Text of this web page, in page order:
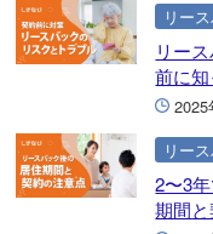
リー
リー
前に
2025
リー
2〜3
期間